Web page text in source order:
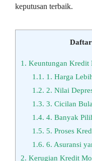
keputusan terbaik.
1. Keuntungan Kredit
1.1. 1. Harga
1.2. 2. Nilai
1.3. 3. Cicilan
1.4. 4. Banyak
1.5. 5. Proses
1.6. 6. Asuransi
2. Kerugian Kredit